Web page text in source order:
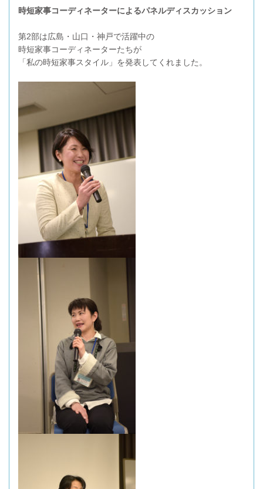
時短家事コーディネーターによるパネルディスカッション
第2部は広島・山口・神戸で活躍中の
時短家事コーディネーターたちが
「私の時短家事スタイル」を発表してくれました。